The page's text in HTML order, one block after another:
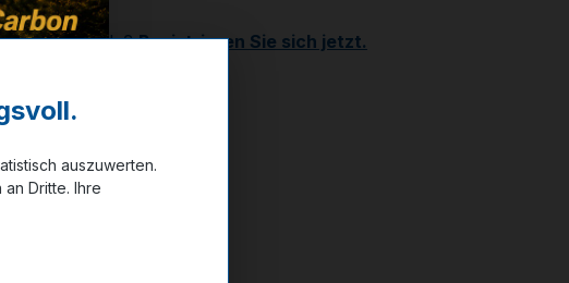
kein Kunde?Registrieren Sie sich jetzt.
Zum Merkzettel hinzufügen
auszuwerten.
Dritte. Ihre